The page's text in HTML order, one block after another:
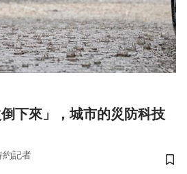
下來」，城市的災防科技
約記者
儲